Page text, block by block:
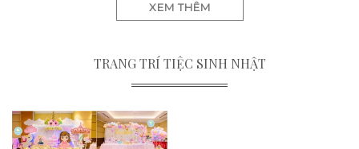
XEM THÊM
TRANG TRÍ TIỆC SINH NHẬT